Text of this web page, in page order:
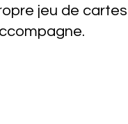
jeu de